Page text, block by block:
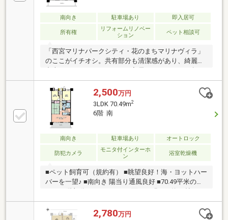
南向き 駐車場あり 即入居可
所有権
リフォームリノベー
ション
ペット相談可
「西宮マリナパークシティ・花のまちマリナヴィラ」
のここがイチオシ。共有部分も清潔感があり、綺麗な
の方も安心してお問い合わせください。こちらはリノ
ベーショ
2,500万円
3LDK 70.49m2
6階 南
南向き 駐車場あり オートロック
防犯カメラ
モニタ付インターホ
ン
浴室乾燥機
■ペット飼育可（規約有） ■眺望良好！海・ヨットハー
バーを一望♪ ■南向き 陽当り通風良好 ■70.49平米の
2,780万円